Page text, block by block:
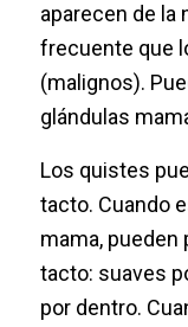
aparecen de la
frecuente que
(malignos).
glándulas
Los quistes
tacto. Cuando
mama, pueden
tacto: suaves
por dentro.